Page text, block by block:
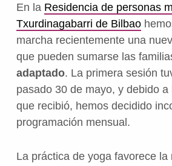
En la Residencia de personas
Txurdinagabarri de Bilbao
marcha recientemente una
que pueden sumarse las
adaptado. La primera sesión
pasado 30 de mayo, y debido
que recibió, hemos decidido
programación mensual.
La práctica de yoga favorece la